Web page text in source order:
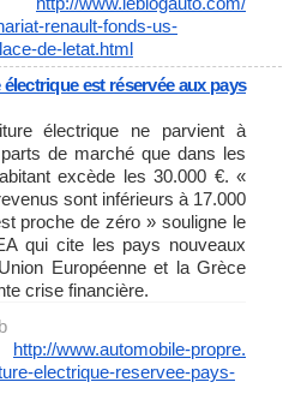
renault-fonds-us-
de-letat.html
est réservée aux pays
électrique ne parvient à
de marché que dans les
excède les 30.000 €. «
sont inférieurs à 17.000
proche de zéro » souligne le
qui cite les pays nouveaux
Européenne et la Grèce
crise financière.
http://www.automobile-propre.
electrique-reservee-pays-